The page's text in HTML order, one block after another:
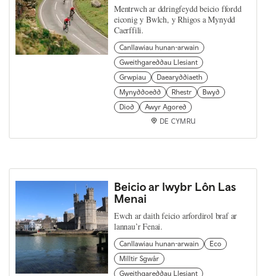
Mentrwch ar ddringfeydd beicio ffordd
eiconig y Bwlch, y Rhigos a Mynydd
Caerffili.
Canllawiau hunan-arwain
Gweithgareddau Llesiant
Grwpiau
Daearyddiaeth
Mynyddoedd
Rhestr
Bwyd
Diod
Awyr Agored
DE CYMRU
Beicio ar lwybr Lôn Las
Menai
Ewch ar daith feicio arfordirol braf ar
lannau’r Fenai.
Canllawiau hunan-arwain
Eco
Milltir Sgwâr
Gweithgareddau Llesiant